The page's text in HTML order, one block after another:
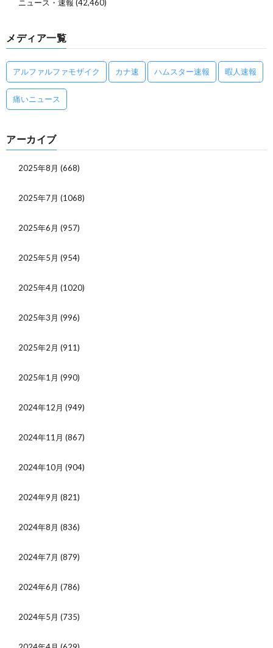
ニュース・速報 (42,460)
メディア一覧
アルファルファモザイク カナ速 ハムスター速報 暇人速報
痛いニュース
アーカイブ
2025年8月 (668)
2025年7月 (1068)
2025年6月 (957)
2025年5月 (954)
2025年4月 (1020)
2025年3月 (996)
2025年2月 (911)
2025年1月 (990)
2024年12月 (949)
2024年11月 (867)
2024年10月 (904)
2024年9月 (821)
2024年8月 (836)
2024年7月 (879)
2024年6月 (786)
2024年5月 (735)